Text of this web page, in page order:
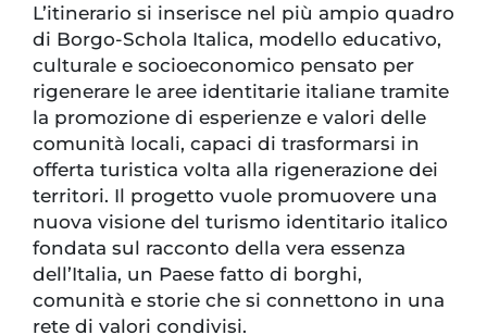
L’itinerario si inserisce nel più ampio quadro
di Borgo-Schola Italica, modello educativo,
culturale e socioeconomico pensato per
rigenerare le aree identitarie italiane tramite
la promozione di esperienze e valori delle
comunità locali, capaci di trasformarsi in
offerta turistica volta alla rigenerazione dei
territori. Il progetto vuole promuovere una
nuova visione del turismo identitario italico
fondata sul racconto della vera essenza
dell’Italia, un Paese fatto di borghi,
comunità e storie che si connettono in una
rete di valori condivisi.